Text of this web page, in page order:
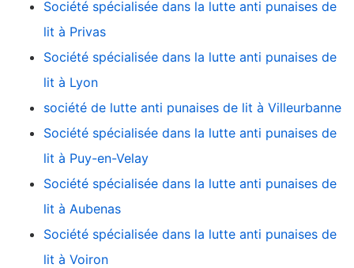
Société spécialisée dans la lutte anti punaises de
lit à Privas
Société spécialisée dans la lutte anti punaises de
lit à Lyon
société de lutte anti punaises de lit à Villeurbanne
Société spécialisée dans la lutte anti punaises de
lit à Puy-en-Velay
Société spécialisée dans la lutte anti punaises de
lit à Aubenas
Société spécialisée dans la lutte anti punaises de
lit à Voiron